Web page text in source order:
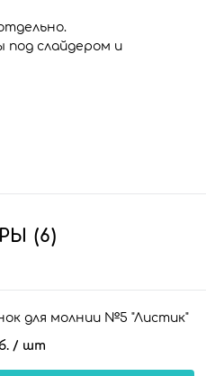
под слайдером и
(6)
для молнии №5 "Листик"
/ шт